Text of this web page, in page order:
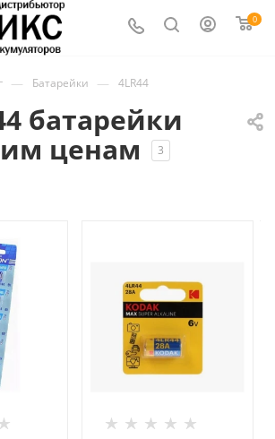
0
— Батарейки — 4LR44
батарейки
ценам
3